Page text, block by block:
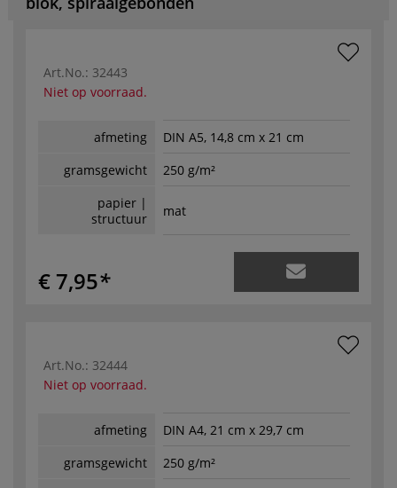
Art.No.: 32443
Niet op voorraad.
afmeting
DIN A5, 14,8 cm x 21 cm
gramsgewicht
250 g/m²
papier |
structuur
mat
€ 7,95
Art.No.: 32444
Niet op voorraad.
afmeting
DIN A4, 21 cm x 29,7 cm
gramsgewicht
250 g/m²